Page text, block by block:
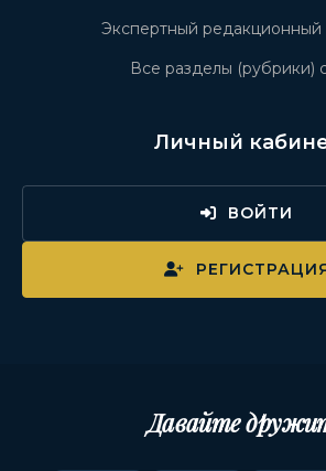
Экспертный редакционный
Все разделы (рубрики)
Личный
ВОЙТИ
Давайте